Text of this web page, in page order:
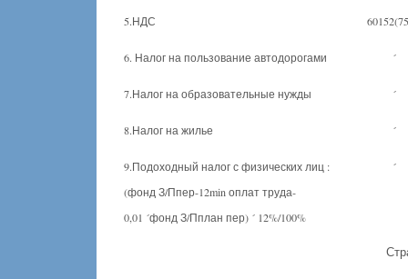
5.НДС
6. Налог на пользование автодорогами ´
7.Налог на образовательные нужды ´
8.Налог на жилье ´
9.Подоходный налог с физических лиц :
(фонд З/Ппер-12min оплат труда-
0,01 ´фонд З/Пплан пер) ´ 12%/100%
´